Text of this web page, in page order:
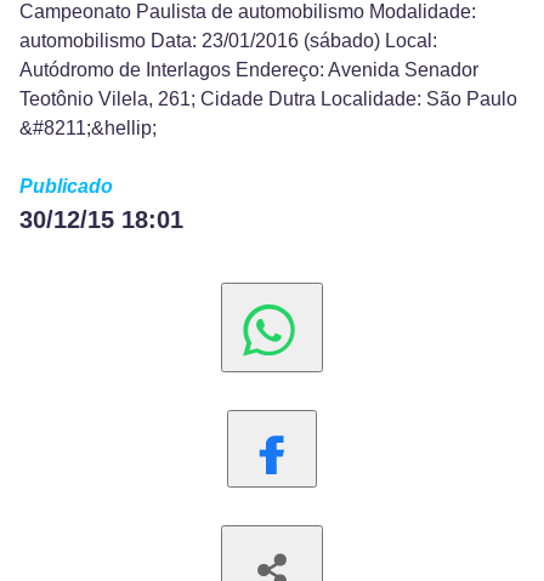
Campeonato Paulista de automobilismo Modalidade:
automobilismo Data: 23/01/2016 (sábado) Local:
Autódromo de Interlagos Endereço: Avenida Senador
Teotônio Vilela, 261; Cidade Dutra Localidade: São Paulo
&#8211;&hellip;
Publicado
30/12/15 18:01